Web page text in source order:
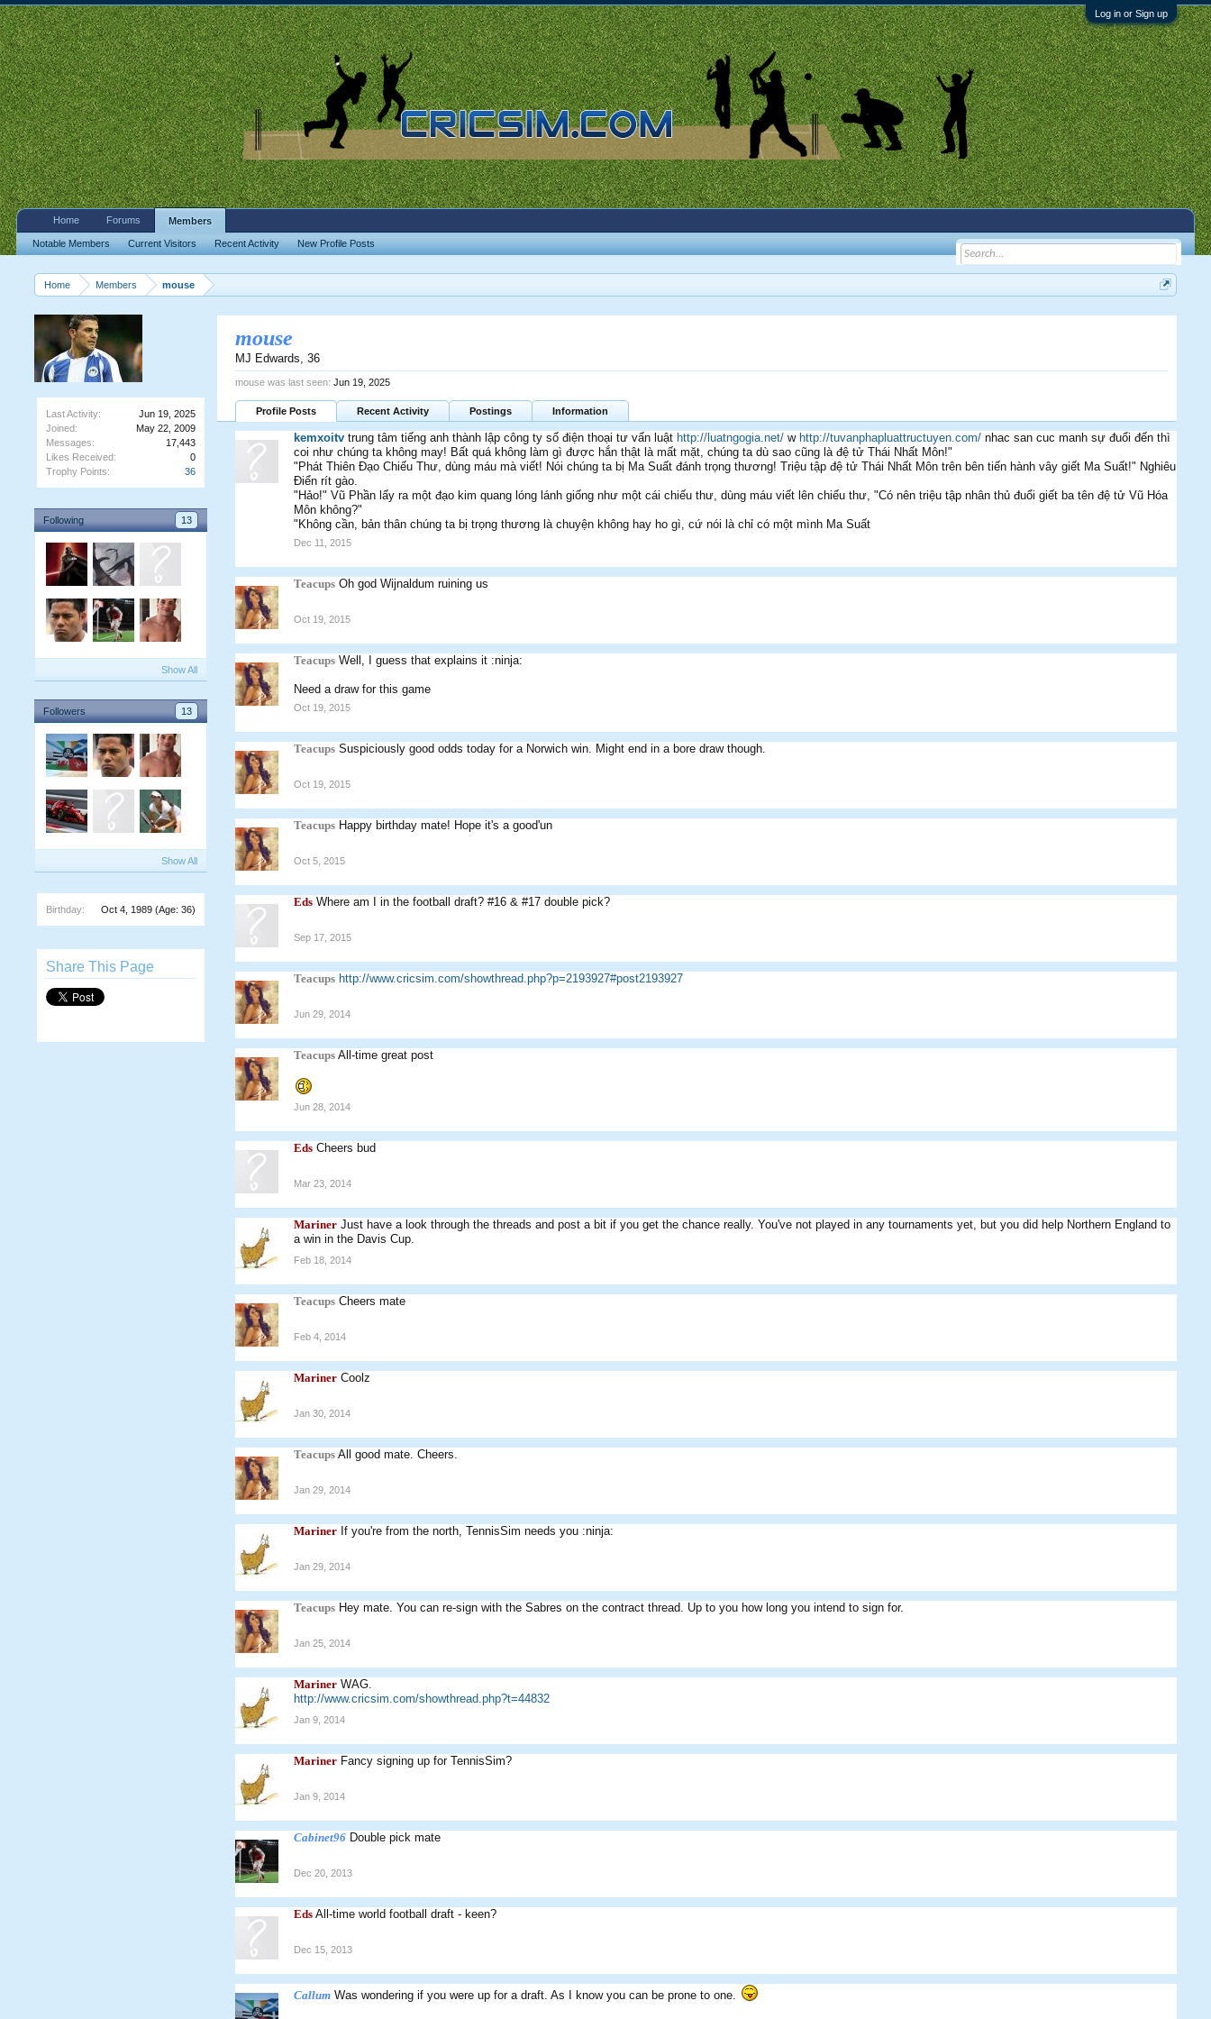
Log in or Sign up
Home Members mouse
Last Activity:
Jun 19, 2025
Joined:
May 22, 2009
Messages:
17,443
Likes Received:
0
Trophy Points:
36
Following 13
Show All
Followers 13
Show All
Birthday: Oct 4, 1989 (Age: 36)
Share This Page
mouse
MJ Edwards, 36
mouse was last seen: Jun 19, 2025
Profile Posts Recent Activity Postings Information
kemxoitv trung tâm tiếng anh thành lập công ty số điện thoại tư vấn luật http://luatngogia.net/ w http://tuvanphapluattructuyen.com/ nhac san cuc manh sự đuổi đến thì
coi như chúng ta không may! Bất quá không làm gì được hắn thật là mất mặt, chúng ta dù sao cũng là đệ tử Thái Nhất Môn!"
"Phát Thiên Đạo Chiếu Thư, dùng máu mà viết! Nói chúng ta bị Ma Suất đánh trọng thương! Triệu tập đệ tử Thái Nhất Môn trên bên tiến hành vây giết Ma Suất!" Nghiêu
Điển rít gào.
"Hảo!" Vũ Phần lấy ra một đạo kim quang lóng lánh giống như một cái chiếu thư, dùng máu viết lên chiếu thư, "Có nên triệu tập nhân thủ đuổi giết ba tên đệ tử Vũ Hóa
Môn không?"
"Không cần, bản thân chúng ta bị trọng thương là chuyện không hay ho gì, cứ nói là chỉ có một mình Ma Suất
Dec 11, 2015
Teacups Oh god Wijnaldum ruining us
Oct 19, 2015
Teacups Well, I guess that explains it :ninja:
Need a draw for this game
Oct 19, 2015
Teacups Suspiciously good odds today for a Norwich win. Might end in a bore draw though.
Oct 19, 2015
Teacups Happy birthday mate! Hope it's a good'un
Oct 5, 2015
Eds Where am I in the football draft? #16 & #17 double pick?
Sep 17, 2015
Teacups http://www.cricsim.com/showthread.php?p=2193927#post2193927
Jun 29, 2014
Teacups All-time great post
Jun 28, 2014
Eds Cheers bud
Mar 23, 2014
Mariner Just have a look through the threads and post a bit if you get the chance really. You've not played in any tournaments yet, but you did help Northern England to
a win in the Davis Cup.
Feb 18, 2014
Teacups Cheers mate
Feb 4, 2014
Mariner Coolz
Jan 30, 2014
Teacups All good mate. Cheers.
Jan 29, 2014
Mariner If you're from the north, TennisSim needs you :ninja:
Jan 29, 2014
Teacups Hey mate. You can re-sign with the Sabres on the contract thread. Up to you how long you intend to sign for.
Jan 25, 2014
Mariner WAG.
http://www.cricsim.com/showthread.php?t=44832
Jan 9, 2014
Mariner Fancy signing up for TennisSim?
Jan 9, 2014
Cabinet96 Double pick mate
Dec 20, 2013
Eds All-time world football draft - keen?
Dec 15, 2013
Callum Was wondering if you were up for a draft. As I know you can be prone to one.
Home Forums Members
Notable Members Current Visitors Recent Activity New Profile Posts